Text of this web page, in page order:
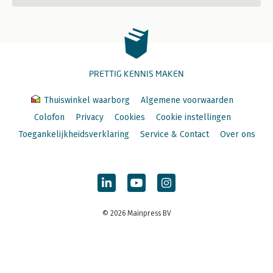
PRETTIG KENNIS MAKEN
Thuiswinkel waarborg
Algemene voorwaarden
Colofon
Privacy Cookies
Cookie instellingen
Toegankelijkheidsverklaring
Service & Contact Over ons
© 2026 Mainpress BV